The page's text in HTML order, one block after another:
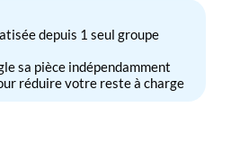
depuis 1 seul groupe
sa pièce indépendamment
réduire votre reste à charge